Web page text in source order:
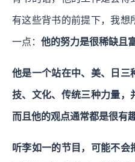
有这些背书的前提下，我想
一点： 他的努力是很稀缺且
他是一个站在中、美、日三
技、文化、传统三种力量，
而且他的观点通常都是很有趣
听李如一的节目，可能不